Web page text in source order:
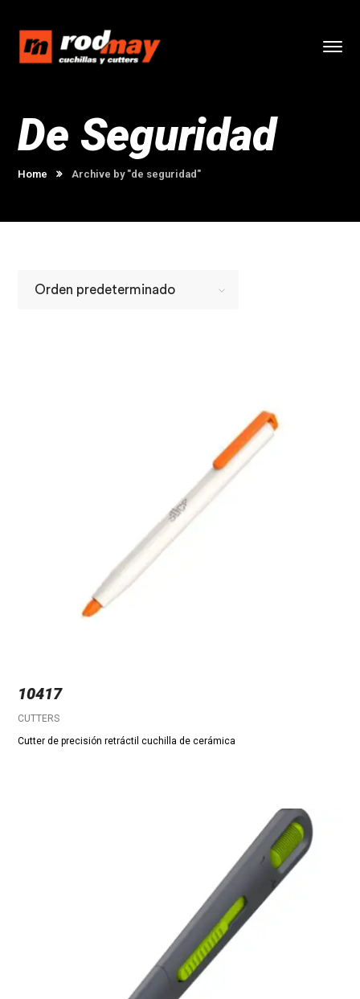
De Seguridad
Home Archive by "de seguridad"
10417
CUTTERS
Cutter de precisión retráctil cuchilla de cerámica